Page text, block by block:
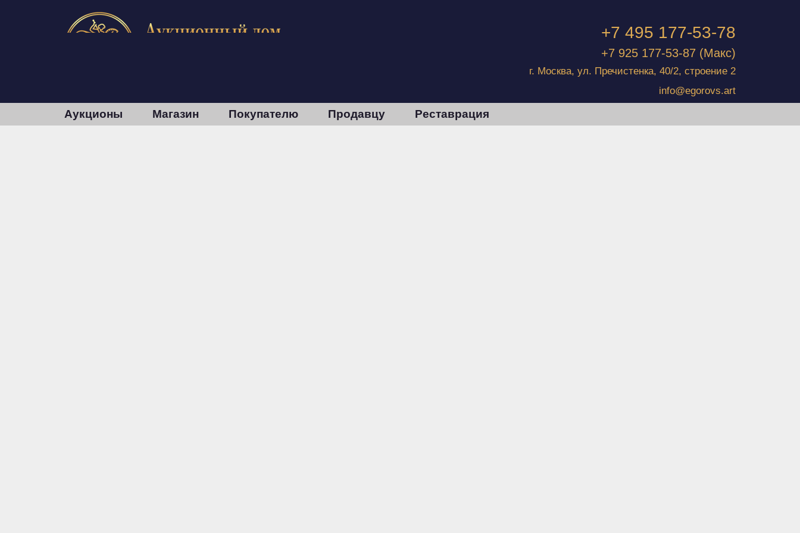
+7 495 177-53-78
+7 925 177-53-87 (Макс)
г. Москва, ул. Пречистенка, 40/2, строение 2
info@egorovs.art
Аукционы Магазин Покупателю Продавцу Реставрация